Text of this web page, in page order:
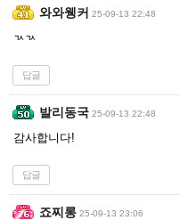
와와웽커 25-09-13 22:48
ㄳㄳ
답글
발리동국 25-09-13 22:48
감사합니다!
답글
죠찌롱 25-09-13 23:06